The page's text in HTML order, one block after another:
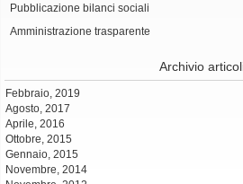
Pubblicazione bilanci sociali
Amministrazione trasparente
Archivio
Febbraio, 2019
Agosto, 2017
Aprile, 2016
Ottobre, 2015
Gennaio, 2015
Novembre, 2014